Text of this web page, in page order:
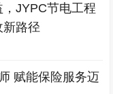
JYPC节电工程
新路径
赋能保险服务迈